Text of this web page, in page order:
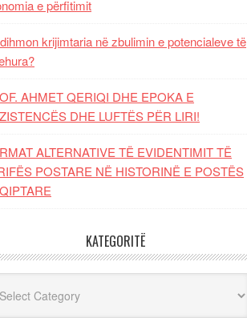
e përfitimit
krijimtaria në zbulimin e potencialeve të
AHMET QERIQI DHE EPOKA E
DHE LUFTЁS PЁR LIRI!
ALTERNATIVE TË EVIDENTIMIT TË
POSTARE NË HISTORINË E POSTËS
KATEGORITË